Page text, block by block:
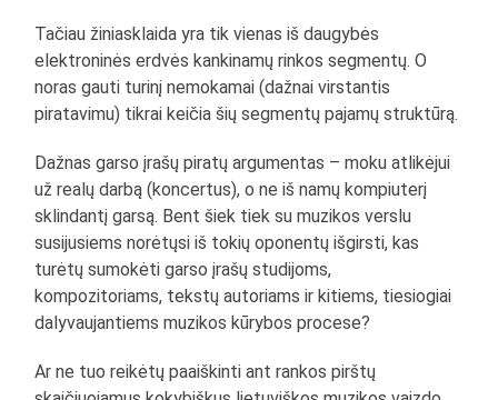
Tačiau žiniasklaida yra tik vienas iš daugybės
elektroninės erdvės kankinamų rinkos segmentų. O
noras gauti turinį nemokamai (dažnai virstantis
piratavimu) tikrai keičia šių segmentų pajamų struktūrą.
Dažnas garso įrašų piratų argumentas – moku atlikėjui
už realų darbą (koncertus), o ne iš namų kompiuterį
sklindantį garsą. Bent šiek tiek su muzikos verslu
susijusiems norėtųsi iš tokių oponentų išgirsti, kas
turėtų sumokėti garso įrašų studijoms,
kompozitoriams, tekstų autoriams ir kitiems, tiesiogiai
dalyvaujantiems muzikos kūrybos procese?
Ar ne tuo reikėtų paaiškinti ant rankos pirštų